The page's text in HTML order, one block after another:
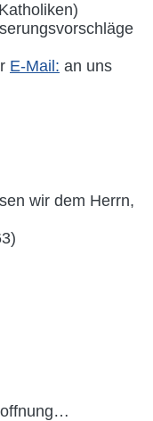
E-Mail: an uns
wir dem Herrn,